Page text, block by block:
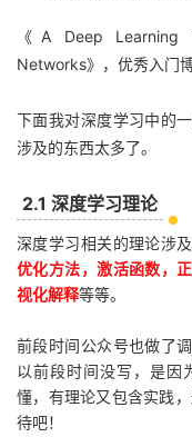
《A Deep Learning
Networks》，优秀入门
下面我对深度学习中的
涉及的东西太多了。
2.1 深度学习理论
深度学习相关的理论涉
优化方法，激活函数，
视化解释等等。
前段时间公众号也做了
以前段时间没写，是因
懂，有理论又包含实践
待吧！